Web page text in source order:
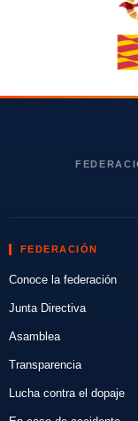
FEDERACIÓN
Conoce la federación
Junta Directiva
Asamblea
Transparencia
Lucha contra el dopaje